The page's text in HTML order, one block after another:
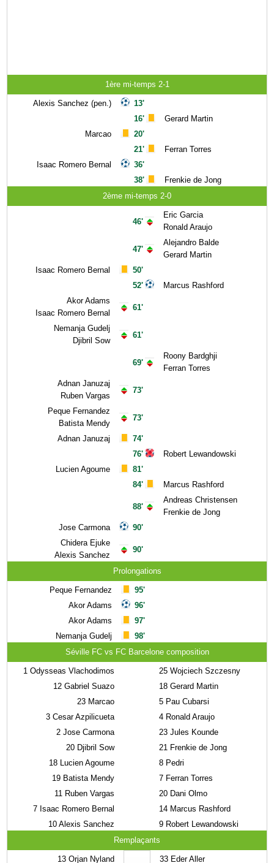
1ère mi-temps 2-1
Alexis Sanchez (pen.)
Marcao
Isaac Romero Bernal
13'
16'
20'
21'
36'
38'
Gerard Martin
Ferran Torres
Frenkie de Jong
2ème mi-temps 2-0
Isaac Romero Bernal
Akor Adams
Isaac Romero Bernal
Nemanja Gudelj
Djibril Sow
Adnan Januzaj
Ruben Vargas
Peque Fernandez
Batista Mendy
Adnan Januzaj
Lucien Agoume
Jose Carmona
Chidera Ejuke
Alexis Sanchez
46'
47'
50'
52'
61'
61'
69'
73'
73'
74'
76'
81'
84'
88'
90'
90'
Eric Garcia
Ronald Araujo
Alejandro Balde
Gerard Martin
Marcus Rashford
Roony Bardghji
Ferran Torres
Robert Lewandowski
Marcus Rashford
Andreas Christensen
Frenkie de Jong
Prolongations
Peque Fernandez
Akor Adams
Akor Adams
Nemanja Gudelj
95'
96'
97'
98'
Séville FC vs FC Barcelone composition
1 Odysseas Vlachodimos
12 Gabriel Suazo
23 Marcao
3 Cesar Azpilicueta
2 Jose Carmona
20 Djibril Sow
18 Lucien Agoume
19 Batista Mendy
11 Ruben Vargas
7 Isaac Romero Bernal
10 Alexis Sanchez
25 Wojciech Szczesny
18 Gerard Martin
5 Pau Cubarsi
4 Ronald Araujo
23 Jules Kounde
21 Frenkie de Jong
8 Pedri
7 Ferran Torres
20 Dani Olmo
14 Marcus Rashford
9 Robert Lewandowski
Remplaçants
13 Orjan Nyland 33 Eder Aller